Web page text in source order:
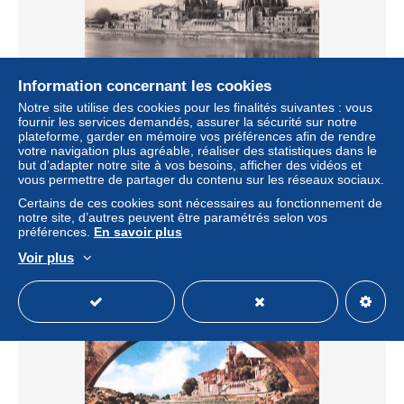
30 PONT SAINT ESPRIT EGLISE SAINT PIERRE ET
SAINT SATURNIN
± 5,80 $US 5,90 € -15 %
Statut Professionnel
Information concernant les cookies
Notre site utilise des cookies pour les finalités suivantes : vous
fournir les services demandés, assurer la sécurité sur notre
plateforme, garder en mémoire vos préférences afin de rendre
votre navigation plus agréable, réaliser des statistiques dans le
but d’adapter notre site à vos besoins, afficher des vidéos et
vous permettre de partager du contenu sur les réseaux sociaux.
Certains de ces cookies sont nécessaires au fonctionnement de
notre site, d’autres peuvent être paramétrés selon vos
préférences. En savoir plus
Voir plus